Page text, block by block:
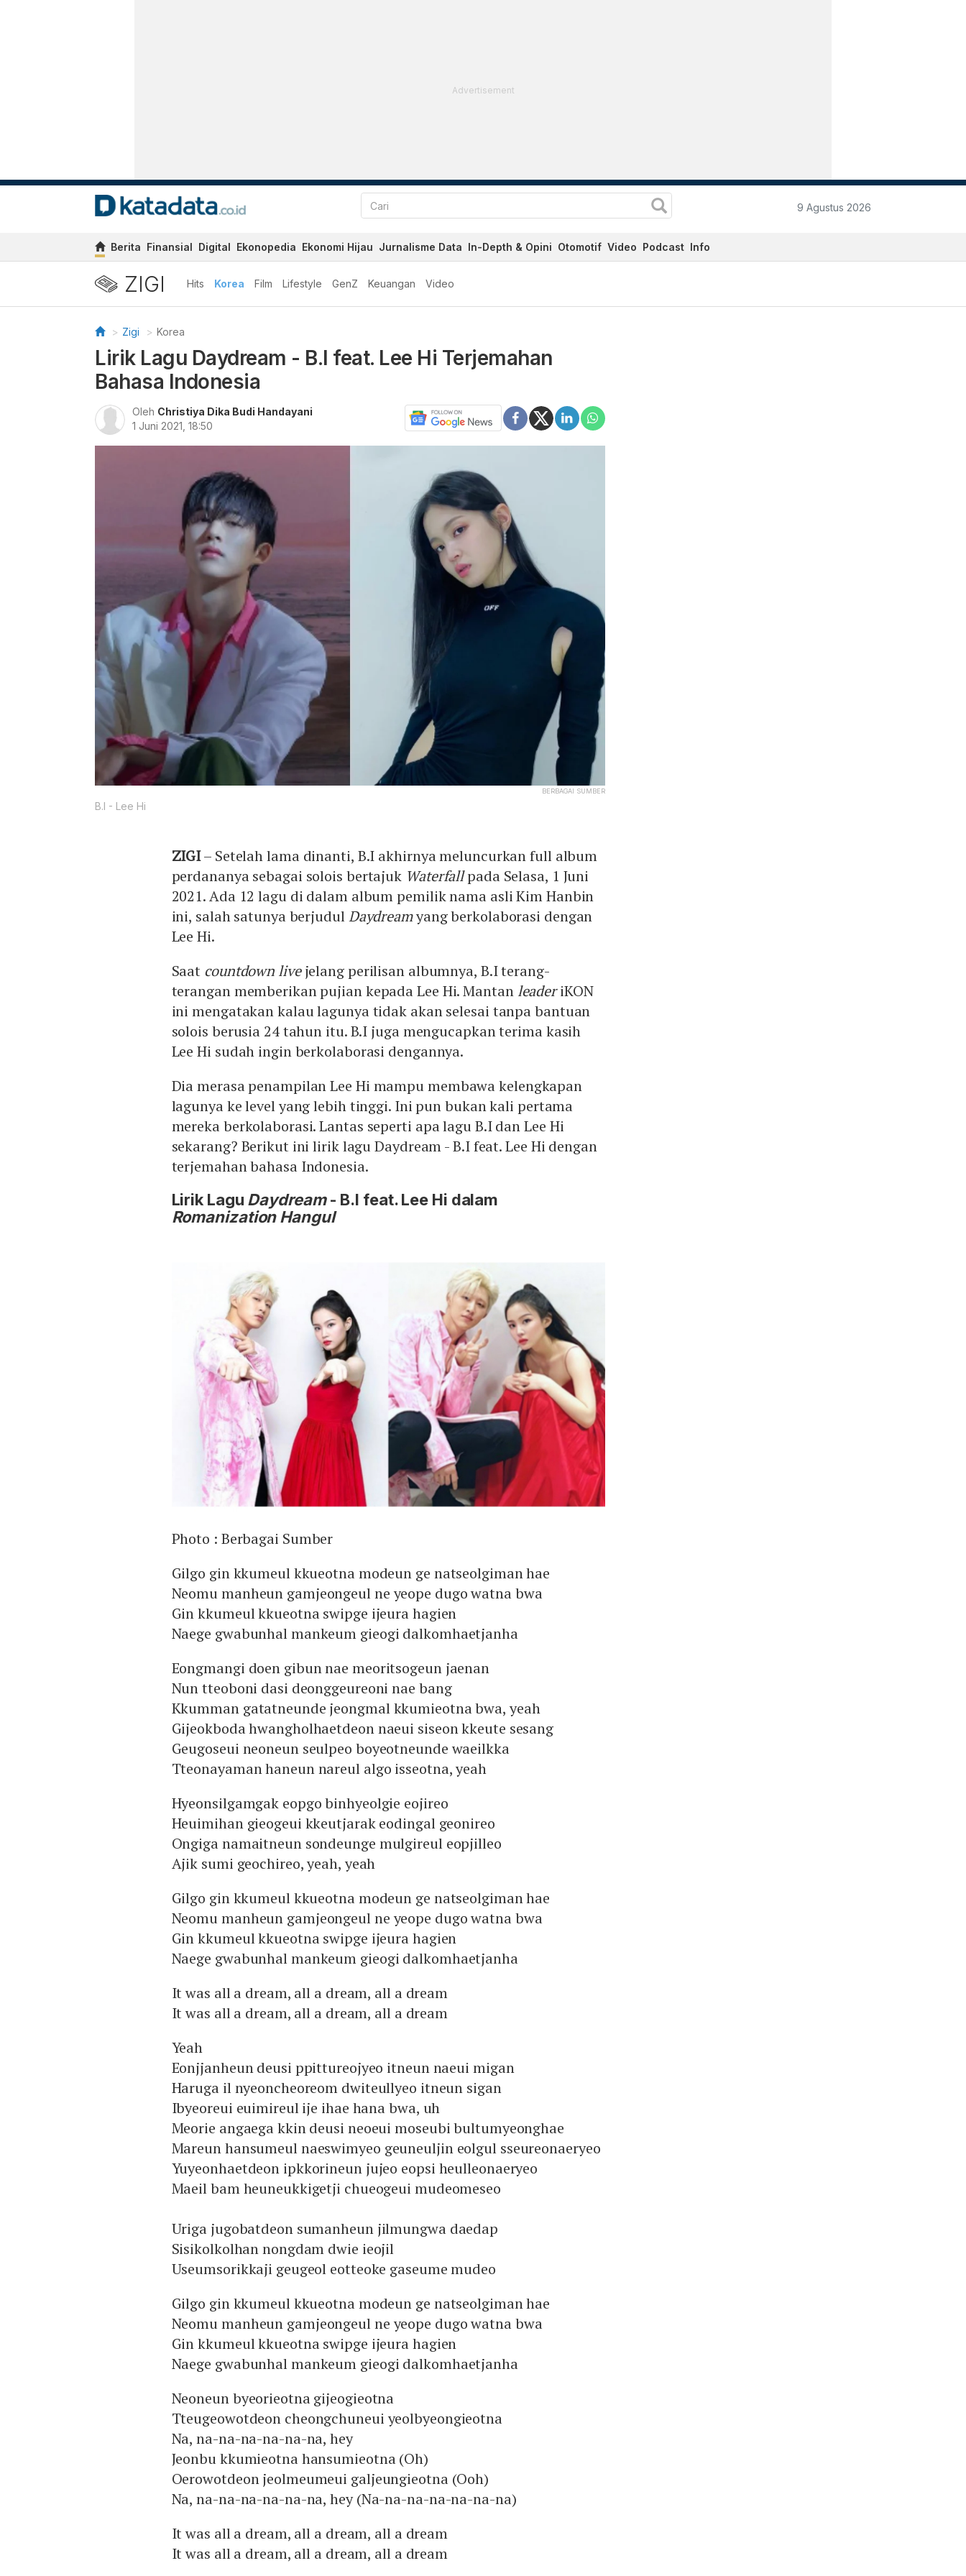
Advertisement
9 Agustus 2026
Berita Finansial Digital Ekonopedia Ekonomi Hijau Jurnalisme Data In-Depth & Opini Otomotif Video Podcast Info
ZIGI Hits Korea Film Lifestyle GenZ Keuangan Video
Zigi Korea
Lirik Lagu Daydream - B.I feat. Lee Hi Terjemahan
Bahasa Indonesia
Oleh Christiya Dika Budi Handayani
1 Juni 2021, 18:50
BERBAGAI SUMBER
B.I - Lee Hi
ZIGI– Setelah lama dinanti, B.I akhirnya meluncurkan full album
perdananya sebagai solois bertajuk Waterfallpada Selasa, 1 Juni
2021. Ada 12 lagu di dalam album pemilik nama asli Kim Hanbin
ini, salah satunya berjudulDaydreamyang berkolaborasi dengan
Lee Hi.
Saat countdown livejelang perilisan albumnya, B.I terang-
terangan memberikan pujian kepada Lee Hi. Mantan leaderiKON
ini mengatakan kalau lagunya tidak akan selesai tanpa bantuan
solois berusia 24 tahun itu. B.I juga mengucapkan terima kasih
Lee Hi sudah ingin berkolaborasi dengannya.
Dia merasa penampilan Lee Hi mampu membawa kelengkapan
lagunya ke level yang lebih tinggi. Ini pun bukan kali pertama
mereka berkolaborasi. Lantas seperti apa lagu B.I dan Lee Hi
sekarang? Berikut ini lirik lagu Daydream - B.I feat. Lee Hi dengan
terjemahan bahasa Indonesia.
Lirik Lagu Daydream- B.I feat. Lee Hi dalam
Romanization Hangul
Photo : Berbagai Sumber
Gilgo gin kkumeul kkueotna modeun ge natseolgiman hae
Neomu manheun gamjeongeul ne yeope dugo watna bwa
Gin kkumeul kkueotna swipge ijeura hagien
Naege gwabunhal mankeum gieogi dalkomhaetjanha
Eongmangi doen gibun nae meoritsogeun jaenan
Nun tteoboni dasi deonggeureoni nae bang
Kkumman gatatneunde jeongmal kkumieotna bwa, yeah
Gijeokboda hwangholhaetdeon naeui siseon kkeute sesang
Geugoseui neoneun seulpeo boyeotneunde waeilkka
Tteonayaman haneun nareul algo isseotna, yeah
Hyeonsilgamgak eopgo binhyeolgie eojireo
Heuimihan gieogeui kkeutjarak eodingal geonireo
Ongiga namaitneun sondeunge mulgireul eopjilleo
Ajik sumi geochireo, yeah, yeah
Gilgo gin kkumeul kkueotna modeun ge natseolgiman hae
Neomu manheun gamjeongeul ne yeope dugo watna bwa
Gin kkumeul kkueotna swipge ijeura hagien
Naege gwabunhal mankeum gieogi dalkomhaetjanha
It was all a dream, all a dream, all a dream
It was all a dream, all a dream, all a dream
Yeah
Eonjjanheun deusi ppittureojyeo itneun naeui migan
Haruga il nyeoncheoreom dwiteullyeo itneun sigan
Ibyeoreui euimireul ije ihae hana bwa, uh
Meorie angaega kkin deusi neoeui moseubi bultumyeonghae
Mareun hansumeul naeswimyeo geuneuljin eolgul sseureonaeryeo
Yuyeonhaetdeon ipkkorineun jujeo eopsi heulleonaeryeo
Maeil bam heuneukkigetji chueogeui mudeomeseo
Uriga jugobatdeon sumanheun jilmungwa daedap
Sisikolkolhan nongdam dwie ieojil
Useumsorikkaji geugeol eotteoke gaseume mudeo
Gilgo gin kkumeul kkueotna modeun ge natseolgiman hae
Neomu manheun gamjeongeul ne yeope dugo watna bwa
Gin kkumeul kkueotna swipge ijeura hagien
Naege gwabunhal mankeum gieogi dalkomhaetjanha
Neoneun byeorieotna gijeogieotna
Tteugeowotdeon cheongchuneui yeolbyeongieotna
Na, na-na-na-na-na-na, hey
Jeonbu kkumieotna hansumieotna (Oh)
Oerowotdeon jeolmeumeui galjeungieotna (Ooh)
Na, na-na-na-na-na-na, hey (Na-na-na-na-na-na-na)
It was all a dream, all a dream, all a dream
It was all a dream, all a dream, all a dream